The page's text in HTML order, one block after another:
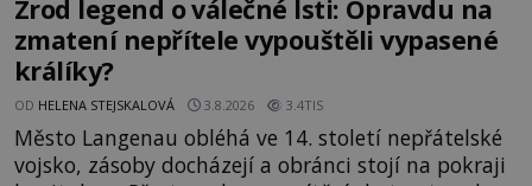
Zrod legend o válečné lsti: Opravdu na
zmatení nepřítele vypouštěli vypasené
králíky?
OD HELENA STEJSKALOVÁ 3.8.2026 3.4TIS
Město Langenau obléhá ve 14. století nepřátelské
vojsko, zásoby docházejí a obránci stojí na pokraji